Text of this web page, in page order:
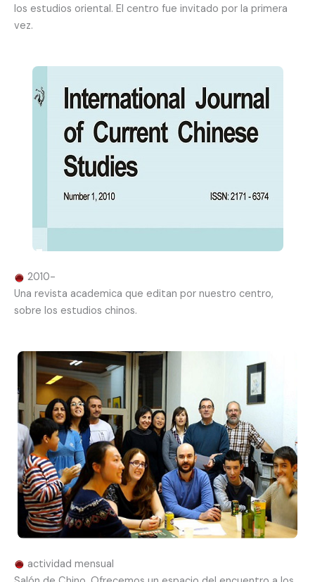
los estudios oriental. El centro fue invitado por la primera
vez.
2010-
Una revista academica que editan por nuestro centro,
sobre los estudios chinos.
actividad mensual